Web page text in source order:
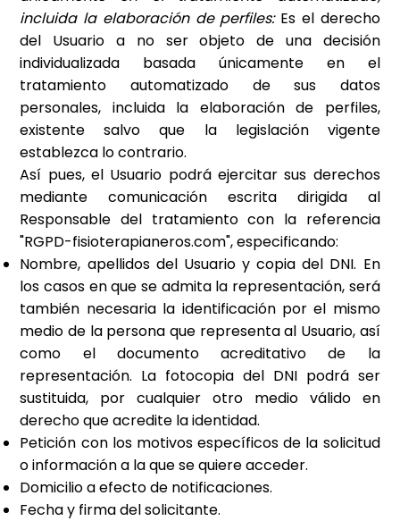
incluida la elaboración de perfiles:Es el derecho
del Usuario a no ser objeto de una decisión
individualizada basada únicamente en el
tratamiento automatizado de sus datos
personales, incluida la elaboración de perfiles,
existente salvo que la legislación vigente
establezca lo contrario.
Así pues, el Usuario podrá ejercitar sus derechos
mediante comunicación escrita dirigida al
Responsable del tratamiento con la referencia
"RGPD-fisioterapianeros.com", especificando:
Nombre, apellidos del Usuario y copia del DNI. En
los casos en que se admita la representación, será
también necesaria la identificación por el mismo
medio de la persona que representa al Usuario, así
como el documento acreditativo de la
representación. La fotocopia del DNI podrá ser
sustituida, por cualquier otro medio válido en
derecho que acredite la identidad.
Petición con los motivos específicos de la solicitud
o información a la que se quiere acceder.
Domicilio a efecto de notificaciones.
Fecha y firma del solicitante.